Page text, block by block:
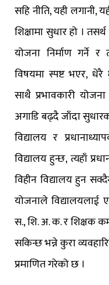
सहि नीति, यही लगानी,
शिक्षामा सुधार हो ।
योजना निर्माण गर्ने र
विषयमा स्पष्ट भएर, धेरै
साथै प्रभावकारी
अगाडि बढ्दै जाँदा
विद्यालय र
विद्यालय हुन्छ, त्यहाँ
विहीन विद्यालय हुन
योजनाले विद्यालयलाई
स., शि. अ. क. र शिक्षक
सकिन्छ भन्ने कुरा
प्रमाणित गरेको छ ।